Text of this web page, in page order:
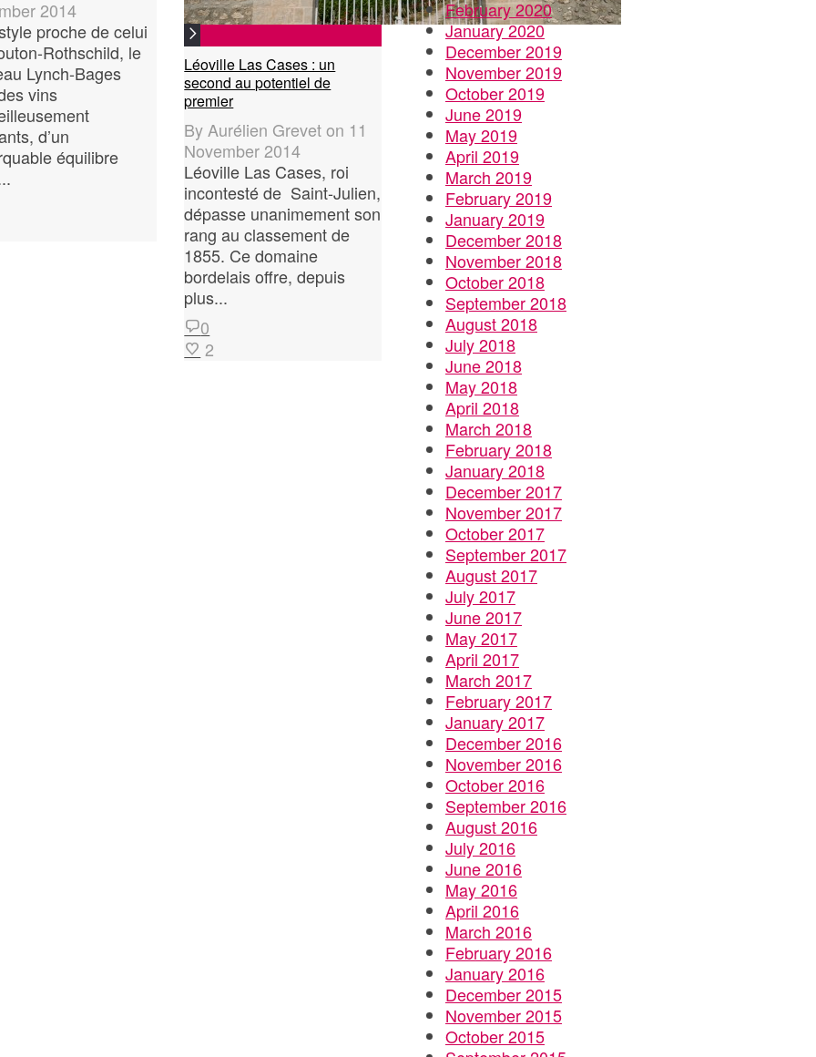
2014
proche de celui
Rothschild, le
Lynch-Bages
vins
d’un
équilibre
Léoville Las Cases : un
second au potentiel de
premier
By Aurélien Greveton 11
November 2014
Léoville Las Cases, roi
incontesté de Saint-Julien,
dépasse unanimement son
rang au classement de
1855. Ce domaine
bordelais offre, depuis
plus...
0
2
February 2020
January 2020
December 2019
November 2019
October 2019
June 2019
May 2019
April 2019
March 2019
February 2019
January 2019
December 2018
November 2018
October 2018
September 2018
August 2018
July 2018
June 2018
May 2018
April 2018
March 2018
February 2018
January 2018
December 2017
November 2017
October 2017
September 2017
August 2017
July 2017
June 2017
May 2017
April 2017
March 2017
February 2017
January 2017
December 2016
November 2016
October 2016
September 2016
August 2016
July 2016
June 2016
May 2016
April 2016
March 2016
February 2016
January 2016
December 2015
November 2015
October 2015